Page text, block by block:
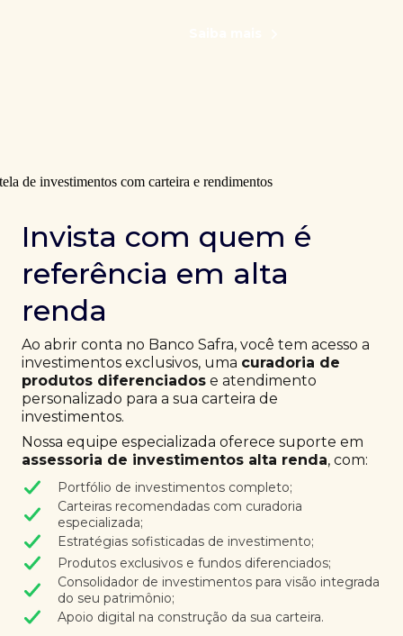
Invista com quem é
referência em alta
renda
Ao abrir conta no Banco Safra, você tem acesso a
investimentos exclusivos, uma curadoria de
produtos diferenciados e atendimento
personalizado para a sua carteira de
investimentos.
Nossa equipe especializada oferece suporte em
assessoria de investimentos alta renda, com:
Portfólio de investimentos completo;
Carteiras recomendadas com curadoria
especializada;
Estratégias sofisticadas de investimento;
Produtos exclusivos e fundos diferenciados;
Consolidador de investimentos para visão integrada
do seu patrimônio;
Apoio digital na construção da sua carteira.